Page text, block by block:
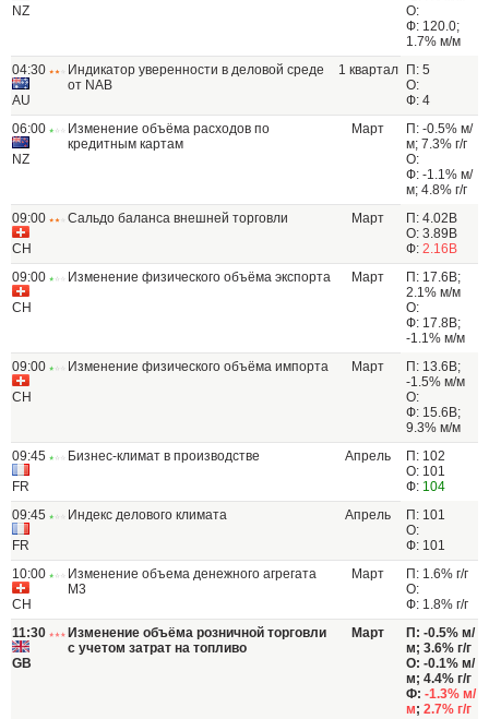
NZ
О:
Ф: 120.0;
1.7% м/м
04:30
AU
Индикатор уверенности в деловой среде
от NAB
1 квартал
П: 5
О:
Ф: 4
06:00
NZ
Изменение объёма расходов по
кредитным картам
Март
П: -0.5% м/
м; 7.3% г/г
О:
Ф: -1.1% м/
м; 4.8% г/г
09:00
CH
Сальдо баланса внешней торговли Март
П: 4.02B
О: 3.89B
Ф: 2.16B
09:00
CH
Изменение физического объёма экспорта Март
П: 17.6B;
2.1% м/м
О:
Ф: 17.8B;
-1.1% м/м
09:00
CH
Изменение физического объёма импорта Март
П: 13.6B;
-1.5% м/м
О:
Ф: 15.6B;
9.3% м/м
09:45
FR
Бизнес-климат в производстве Апрель
П: 102
О: 101
Ф: 104
09:45
FR
Индекс делового климата Апрель
П: 101
О:
Ф: 101
10:00
CH
Изменение объема денежного агрегата
M3
Март
П: 1.6% г/г
О:
Ф: 1.8% г/г
11:30
GB
Изменение объёма розничной торговли
с учетом затрат на топливо
Март
П: -0.5% м/
м; 3.6% г/г
О: -0.1% м/
м; 4.4% г/г
Ф: -1.3% м/
м; 2.7% г/г